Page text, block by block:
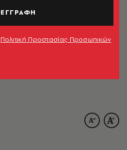
ΕΓΓΡΑΦΗ
Πολιτική Προστασίας Προσωπικών